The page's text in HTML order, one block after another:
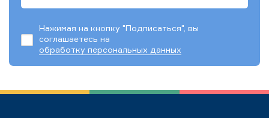
Нажимая на кнопку "Подписаться", вы
соглашаетесь на
обработку персональных данных